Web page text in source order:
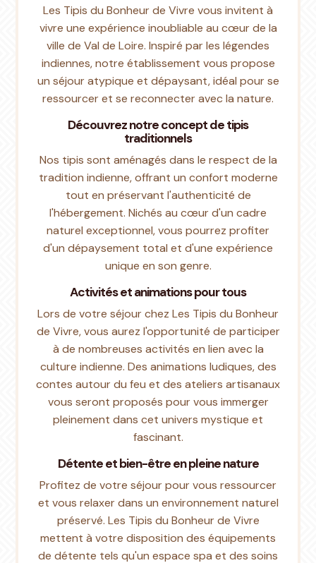
Les Tipis du Bonheur de Vivre vous invitent à
vivre une expérience inoubliable au cœur de la
ville de Val de Loire. Inspiré par les légendes
indiennes, notre établissement vous propose
un séjour atypique et dépaysant, idéal pour se
ressourcer et se reconnecter avec la nature.
Découvrez notre concept de tipis
traditionnels
Nos tipis sont aménagés dans le respect de la
tradition indienne, offrant un confort moderne
tout en préservant l'authenticité de
l'hébergement. Nichés au cœur d'un cadre
naturel exceptionnel, vous pourrez profiter
d'un dépaysement total et d'une expérience
unique en son genre.
Activités et animations pour tous
Lors de votre séjour chez Les Tipis du Bonheur
de Vivre, vous aurez l'opportunité de participer
à de nombreuses activités en lien avec la
culture indienne. Des animations ludiques, des
contes autour du feu et des ateliers artisanaux
vous seront proposés pour vous immerger
pleinement dans cet univers mystique et
fascinant.
Détente et bien-être en pleine nature
Profitez de votre séjour pour vous ressourcer
et vous relaxer dans un environnement naturel
préservé. Les Tipis du Bonheur de Vivre
mettent à votre disposition des équipements
de détente tels qu'un espace spa et des soins